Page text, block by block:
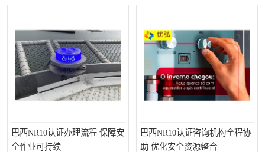
巴西NR10认证办理流程 保障安
全作业可持续
巴西NR10认证咨询机构全程协
助 优化安全资源整合